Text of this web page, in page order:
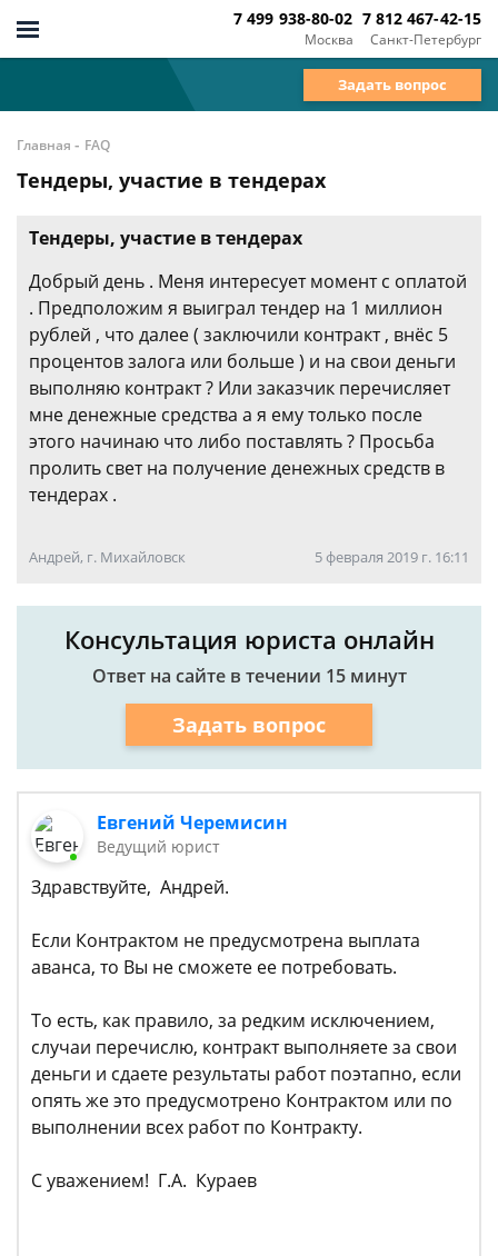
Москва
7 499 938-80-02
Санкт-Петербург
7 812 467-42-15
Задать вопрос
Главная - FAQ
Тендеры, участие в тендерах
Тендеры, участие в тендерах
Добрый день . Меня интересует момент с оплатой
. Предположим я выиграл тендер на 1 миллион
рублей , что далее ( заключили контракт , внёс 5
процентов залога или больше ) и на свои деньги
выполняю контракт ? Или заказчик перечисляет
мне денежные средства а я ему только после
этого начинаю что либо поставлять ? Просьба
пролить свет на получение денежных средств в
тендерах .
Андрей, г. Михайловск 5 февраля 2019 г. 16:11
Консультация юриста онлайн
Ответ на сайте в течении 15 минут
Задать вопрос
Евгений Черемисин
Ведущий юрист
Здравствуйте, Андрей.
Если Контрактом не предусмотрена выплата
аванса, то Вы не сможете ее потребовать.
То есть, как правило, за редким исключением,
случаи перечислю, контракт выполняете за свои
деньги и сдаете результаты работ поэтапно, если
опять же это предусмотрено Контрактом или по
выполнении всех работ по Контракту.
С уважением! Г.А. Кураев